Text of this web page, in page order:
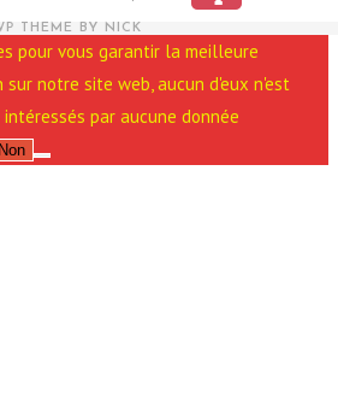
THEME BY NICK
pour vous garantir la meilleure
notre site web, aucun d'eux n'est
par aucune donnée
Non